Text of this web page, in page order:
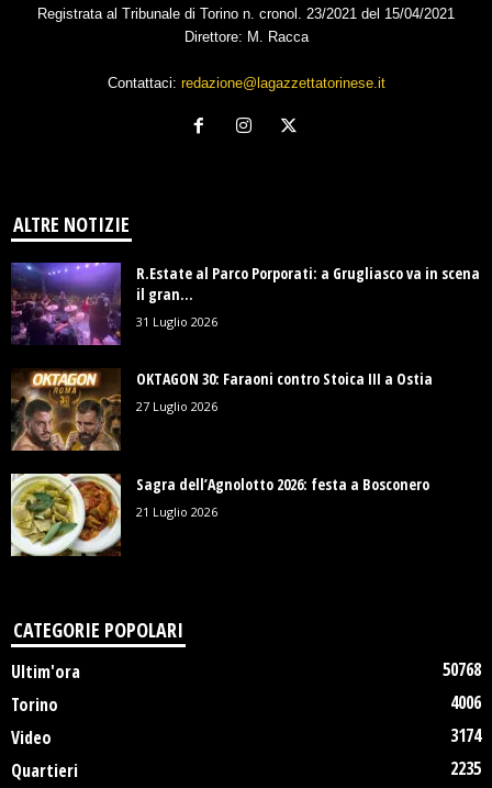
Registrata al Tribunale di Torino n. cronol. 23/2021 del 15/04/2021
Direttore: M. Racca
Contattaci: redazione@lagazzettatorinese.it
ALTRE NOTIZIE
R.Estate al Parco Porporati: a Grugliasco va in scena
il gran...
31 Luglio 2026
OKTAGON 30: Faraoni contro Stoica III a Ostia
27 Luglio 2026
Sagra dell’Agnolotto 2026: festa a Bosconero
21 Luglio 2026
CATEGORIE POPOLARI
Ultim'ora
50768
Torino
4006
Video
3174
Quartieri
2235